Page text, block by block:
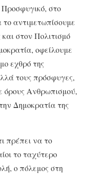
Προσφυγικό, στο
αντιμετωπίσουμε
στον Πολιτισμό
οφείλουμε
εχθρό της
τους πρόσφυγες,
όρους Ανθρωπισμού,
Δημοκρατία της
πρέπει να το
το ταχύτερο
ο πόλεμος στη